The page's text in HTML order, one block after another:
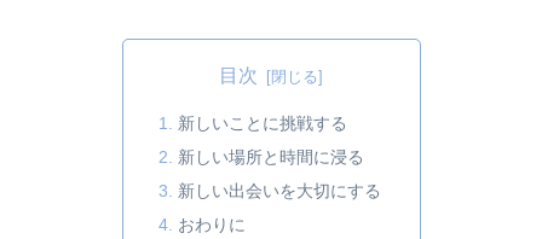
目次
新しいことに挑戦する
新しい場所と時間に浸る
新しい出会いを大切にする
おわりに